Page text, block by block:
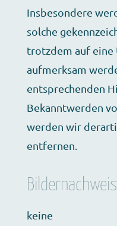
Insbesondere
solche
trotzdem auf eine
aufmerksam
entsprechenden
Bekanntwerden
werden wir
entfernen.
keine